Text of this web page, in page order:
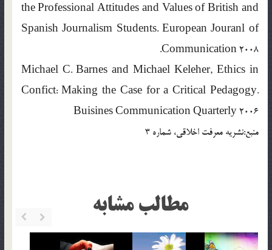
the Professional Attitudes and Values of British and
Spanish Journalism Students. European Jouranl of
Communication 2008.
Michael C. Barnes and Michael Keleher, Ethics in
Confict: Making the Case for a Critical Pedagogy.
Buisines Communication Quarterly 2006
منبع:نشريه معرفت اخلاقي، شماره 3
مطالب مشابه